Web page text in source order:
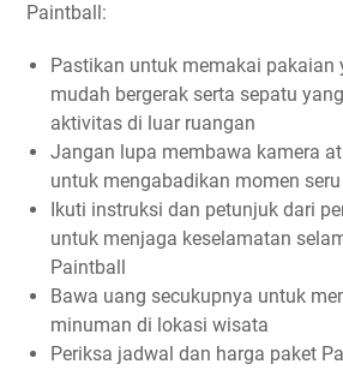
Paintball:
Pastikan untuk memakai pakaian
mudah bergerak serta sepatu
aktivitas di luar ruangan
Jangan lupa membawa kamera
untuk mengabadikan momen seru
Ikuti instruksi dan petunjuk dari
untuk menjaga keselamatan
Paintball
Bawa uang secukupnya untuk
minuman di lokasi wisata
Periksa jadwal dan harga paket